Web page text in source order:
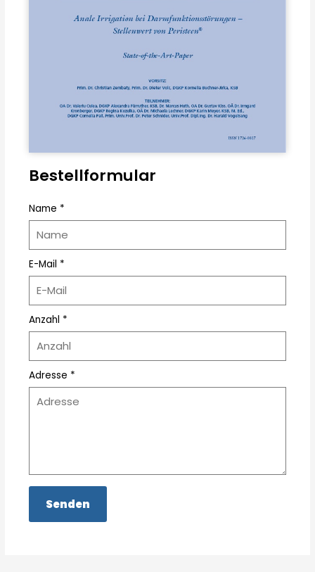
Bestellformular
Name *
E-Mail *
Anzahl *
Adresse *